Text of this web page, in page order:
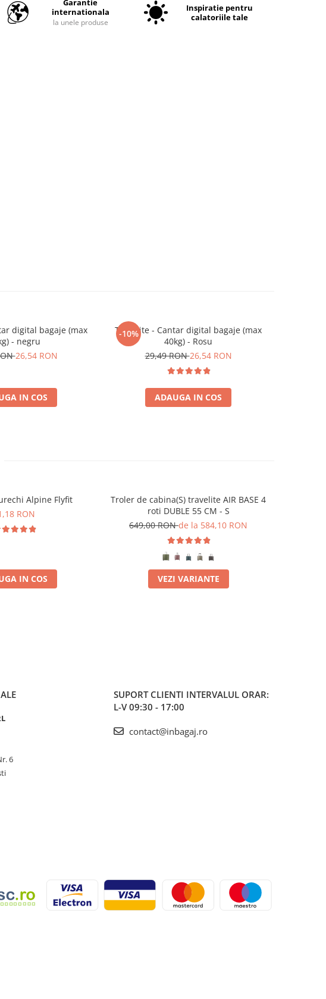
Garantie
internationala
la unele produse
Inspiratie pentru
calatoriile tale
digital bagaje (max
- negru
26,54 RON
IN COS
-10%
Travelite - Cantar digital bagaje (max
40kg) - Rosu
29,49 RON26,54 RON
ADAUGA IN COS
Alpine Flyfit
RON
IN COS
Troler de cabina(S) travelite AIR BASE 4
roti DUBLE 55 CM - S
649,00 RONde la 584,10 RON
VEZI VARIANTE
6
SUPORT CLIENTI INTERVALUL ORAR:
L-V 09:30 - 17:00
contact@inbagaj.ro